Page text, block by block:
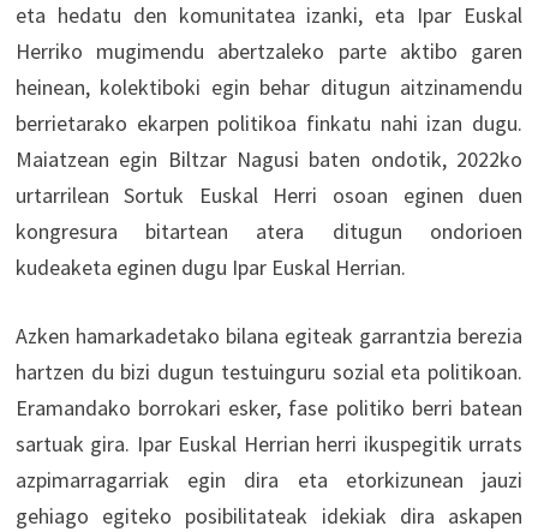
eta hedatu den komunitatea izanki, eta Ipar Euskal
Herriko mugimendu abertzaleko parte aktibo garen
heinean, kolektiboki egin behar ditugun aitzinamendu
berrietarako ekarpen politikoa finkatu nahi izan dugu.
Maiatzean egin Biltzar Nagusi baten ondotik, 2022ko
urtarrilean Sortuk Euskal Herri osoan eginen duen
kongresura bitartean atera ditugun ondorioen
kudeaketa eginen dugu Ipar Euskal Herrian.
Azken hamarkadetako bilana egiteak garrantzia berezia
hartzen du bizi dugun testuinguru sozial eta politikoan.
Eramandako borrokari esker, fase politiko berri batean
sartuak gira. Ipar Euskal Herrian herri ikuspegitik urrats
azpimarragarriak egin dira eta etorkizunean jauzi
gehiago egiteko posibilitateak idekiak dira askapen